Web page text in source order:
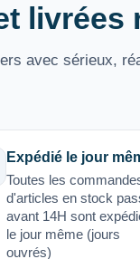
livrées
avec sérieux,
Expédié le jour
Toutes les
d'articles en stock
avant 14H sont
le jour même (jours
ouvrés)